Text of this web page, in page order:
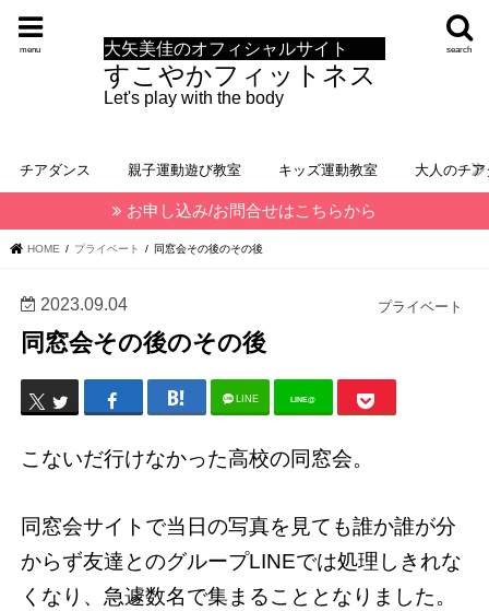
大矢美佳のオフィシャルサイト
すこやかフィットネス
Let's play with the body
search
menu
チアダンス 親子運動遊び教室 キッズ運動教室 大人のチ
お申し込み/お問合せはこちらから
HOME プライベート 同窓会その後のその後
プライベート
2023.09.04
同窓会その後のその後
LINE LINE@
こないだ行けなかった高校の同窓会。
同窓会サイトで当日の写真を見ても誰か誰が分
からず友達とのグループLINEでは処理しきれな
くなり、急遽数名で集まることとなりました。